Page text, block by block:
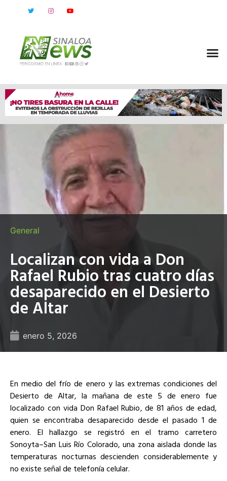
General
Localizan con vida a Don
Rafael Rubio tras cuatro días
desaparecido en el Desierto
de Altar
enero 5, 2026
En medio del frío de enero y las extremas condiciones del
Desierto de Altar, la mañana de este 5 de enero fue
localizado con vida Don Rafael Rubio, de 81 años de edad,
quien se encontraba desaparecido desde el pasado 1 de
enero. El hallazgo se registró en el tramo carretero
Sonoyta–San Luis Río Colorado, una zona aislada donde las
temperaturas nocturnas descienden considerablemente y
no existe señal de telefonía celular.